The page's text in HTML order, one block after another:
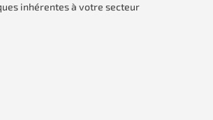
inhérentes à votre secteur